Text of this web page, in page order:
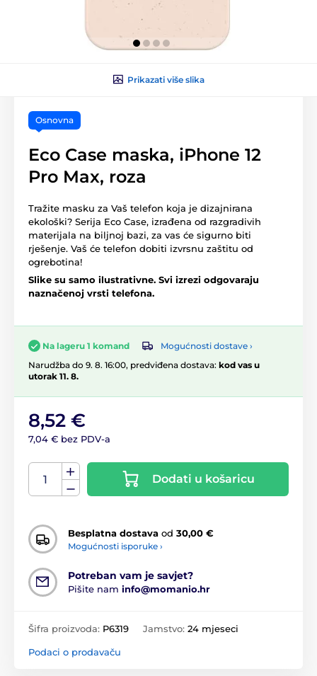
Prikazati više slika
Osnovna
Eco Case maska, iPhone 12
Pro Max, roza
Tražite masku za Vaš telefon koja je dizajnirana
ekološki? Serija Eco Case, izrađena od razgradivih
materijala na biljnoj bazi, za vas će sigurno biti
rješenje. Vaš će telefon dobiti izvrsnu zaštitu od
ogrebotina!
Slike su samo ilustrativne. Svi izrezi odgovaraju
naznačenoj vrsti telefona.
Na lageru 1 komand
Mogućnosti dostave ›
Narudžba do 9. 8. 16:00, predviđena dostava: kod vas u
utorak 11. 8.
8,52 €
7,04 € bez PDV-a
Dodati u košaricu
Besplatna dostava od 30,00 €
Mogućnosti isporuke ›
Potreban vam je savjet?
Pišite nam info@momanio.hr
Šifra proizvoda: P6319 Jamstvo: 24 mjeseci
Podaci o prodavaču